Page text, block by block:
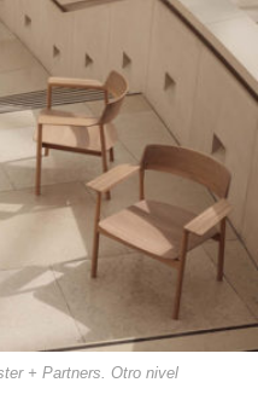
+ Partners. Otro nivel